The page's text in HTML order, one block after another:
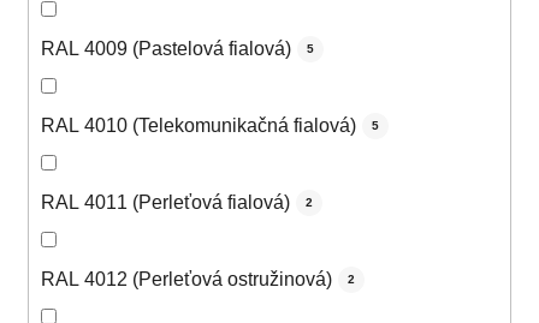
RAL 4009 (Pastelová fialová) 5
RAL 4010 (Telekomunikačná fialová) 5
RAL 4011 (Perleťová fialová) 2
RAL 4012 (Perleťová ostružinová) 2